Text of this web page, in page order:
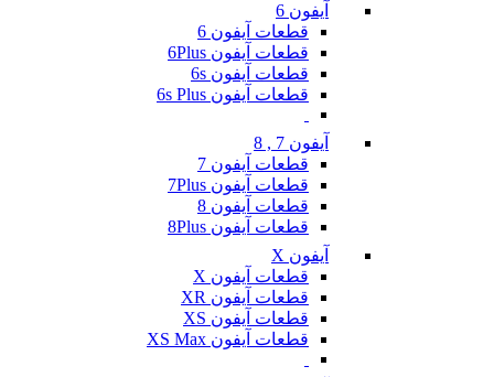
آیفون 6
قطعات آیفون 6
قطعات آیفون 6Plus
قطعات آیفون 6s
قطعات آیفون 6s Plus
آیفون 7 , 8
قطعات آیفون 7
قطعات آیفون 7Plus
قطعات آیفون 8
قطعات آیفون 8Plus
آیفون X
قطعات آیفون X
قطعات آیفون XR
قطعات آیفون XS
قطعات آیفون XS Max